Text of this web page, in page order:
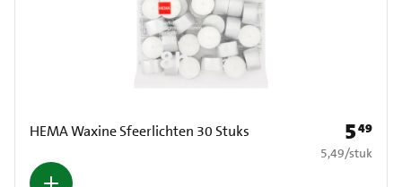
HEMA Waxine Sfeerlichten 30 Stuks Prijs: €
549
€ 5,49 per stuk
5,49/stuk